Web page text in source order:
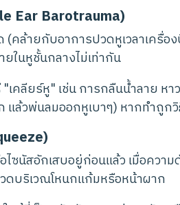
Ear Barotrauma)
ล้ายกับอาการปวดหูเวลาเครื่อง
ในหูชั้นกลางไม่เท่ากัน
"เคลียร์หู" เช่น การกลืนน้ำลาย ห
ล้วพ่นลมออกหูเบาๆ) หากทำถูก
นัสอักเสบอยู่ก่อนแล้ว เมื่อความ
ดบริเวณโหนกแก้มหรือหน้าผาก